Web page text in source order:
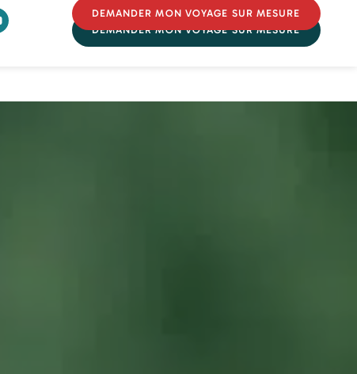
DEMANDER MON VOYAGE SUR MESURE
DEMANDER MON VOYAGE SUR MESURE